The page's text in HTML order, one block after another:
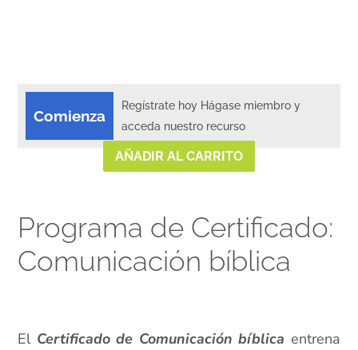
Comienza
Regístrate hoy Hágase miembro y
acceda nuestro recurso
AÑADIR AL CARRITO
Programa de Certificado:
Comunicación bíblica
ElCertificado de Comunicación bíblica entrena